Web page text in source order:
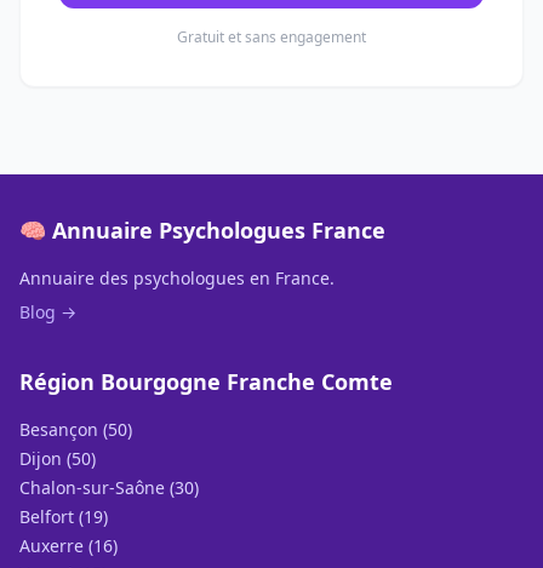
Gratuit et sans engagement
🧠 Annuaire Psychologues France
Annuaire des psychologues en France.
Blog →
Région Bourgogne Franche Comte
Besançon (50)
Dijon (50)
Chalon-sur-Saône (30)
Belfort (19)
Auxerre (16)